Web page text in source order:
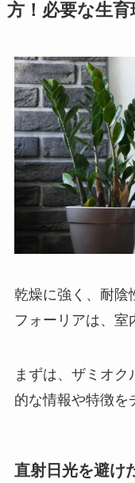
方！必要な生
乾燥に強く、耐陰
フォーリアは、室
まずは、ザミオ
的な情報や特徴を
直射日光を避け